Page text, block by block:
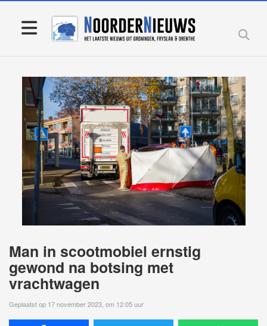
Man in scootmobiel ernstig
gewond na botsing met
vrachtwagen
Geplaatst op 17 november 2023, om 12:05 uur